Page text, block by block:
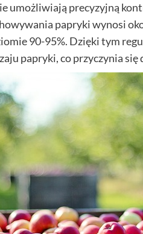
umożliwiają precyzyjną
papryki wynosi
90-95%. Dzięki tym
papryki, co przyczynia się